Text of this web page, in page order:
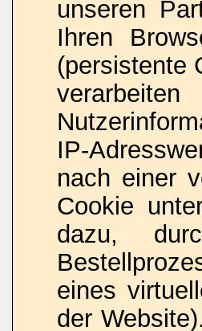
unseren
Ihren
(persistente
IP-
nach einer
Cookie
dazu,
eines
der